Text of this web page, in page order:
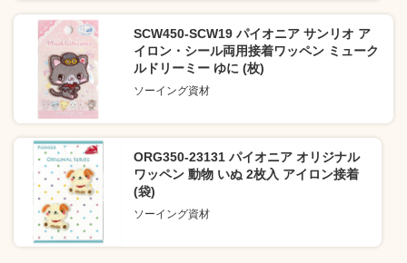
SCW450-SCW19 パイオニア サンリオ ア
イロン・シール両用接着ワッペン ミューク
ルドリーミー ゆに (枚)
ソーイング資材
ORG350-23131 パイオニア オリジナル
ワッペン 動物 いぬ 2枚入 アイロン接着
(袋)
ソーイング資材